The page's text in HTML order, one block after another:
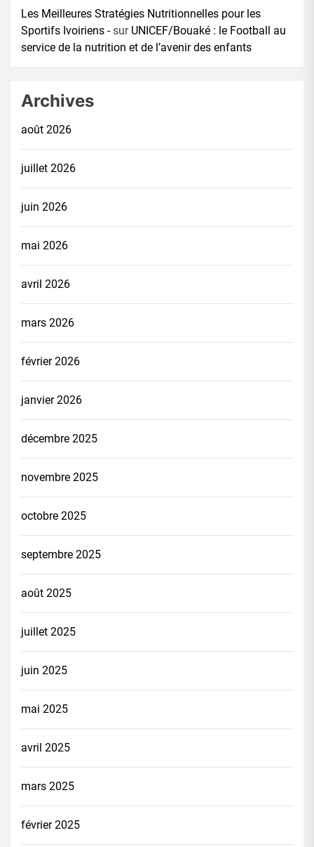
Les Meilleures Stratégies Nutritionnelles pour les
Sportifs Ivoiriens -sur UNICEF/Bouaké : le Football au
service de la nutrition et de l’avenir des enfants
Archives
août 2026
juillet 2026
juin 2026
mai 2026
avril 2026
mars 2026
février 2026
janvier 2026
décembre 2025
novembre 2025
octobre 2025
septembre 2025
août 2025
juillet 2025
juin 2025
mai 2025
avril 2025
mars 2025
février 2025